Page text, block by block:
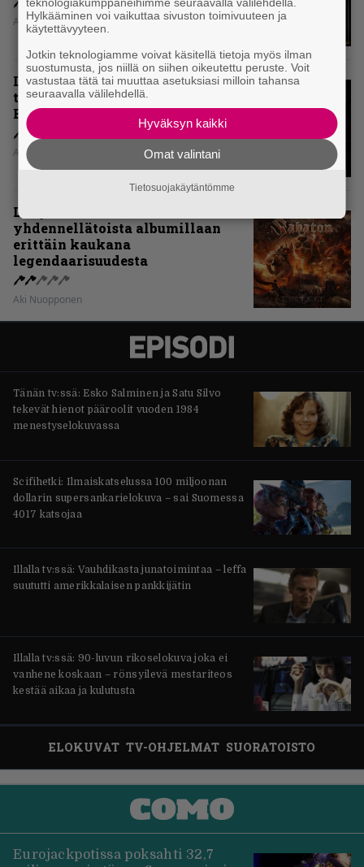
Aki Nuopponen
Levyarvio: Onko Steelbound jo
täydellisintä mahdollista Battle
Beastia?
Aki Nuopponen
Levyarvio: Sabaton on
yhdennellätoista albumillaan
erittäin kaukana
legendaarisuudesta
Aki Nuopponen
Tänän tv:ssä: Esko Salminen ja Satu Silvo
tekevät hienot pääroolit vuoden 1984
menestyselokuvassa
Scifihetki: Ilmaiskatselussa 100 miljoonan
dollarin supersankarielokuva – sai Suomessa
4017 katsojaa
Illalla tv:ssä: Vauhdikasta junatoimintaa – leffa
suututti amerikkalaisen pankkijätin
Illalla tv:ssä: 90-luvun rikoselokuva joka ei
vanhene koskaan – rönsyilevä mestariteos
kestää aikaa ja kulutusta
ELOKUVAT TV-OHJELMAT SUORATOISTO
Eurojackpotissa poksahti 32,7
Hylkääminen voi vaikuttaa sivuston toimivuuteen ja
käytettävyyteen.
Jotkin teknologiamme voivat käsitellä tietoja myös ilman
suostumusta, jos niillä on siihen oikeutettu peruste. Voit
vastustaa tätä tai muuttaa asetuksiasi milloin tahansa
seuraavalla välilehdellä.
Hyväksyn kaikki
Omat valintani
Tietosuojakäytäntömme